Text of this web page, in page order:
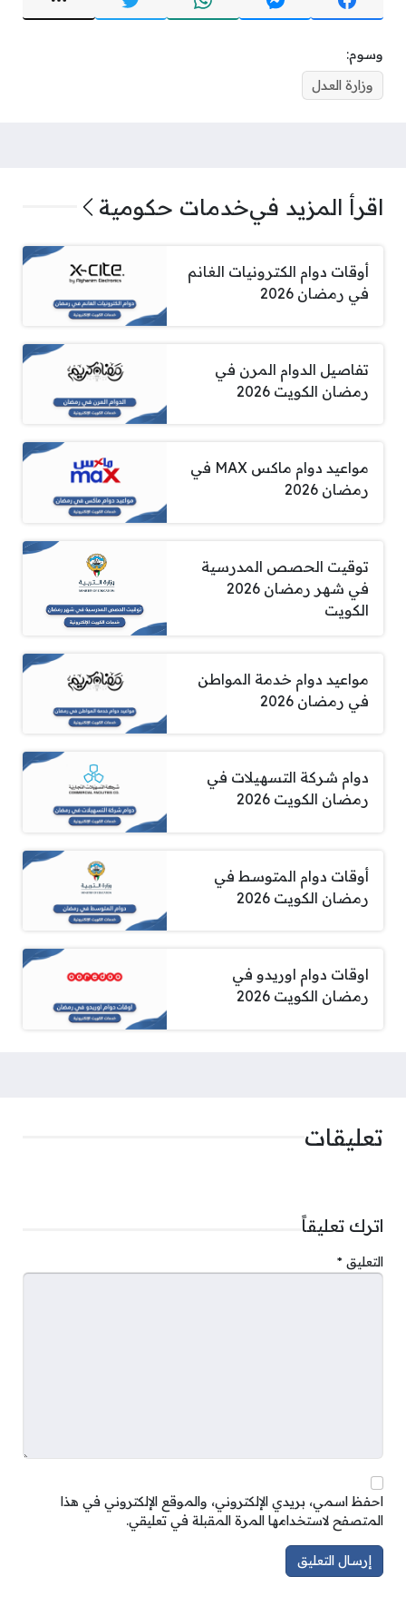
وسوم:
وزارة العدل
اقرأ المزيد فيخدمات حكومية
أوقات دوام الكترونيات الغانم
في رمضان 2026
تفاصيل الدوام المرن في
رمضان الكويت 2026
مواعيد دوام ماكس MAX في
رمضان 2026
توقيت الحصص المدرسية
في شهر رمضان 2026
الكويت
مواعيد دوام خدمة المواطن
في رمضان 2026
دوام شركة التسهيلات في
رمضان الكويت 2026
أوقات دوام المتوسط في
رمضان الكويت 2026
اوقات دوام اوريدو في
رمضان الكويت 2026
تعليقات
اترك تعليقاً
التعليق *
احفظ اسمي، بريدي الإلكتروني، والموقع الإلكتروني في هذا
المتصفح لاستخدامها المرة المقبلة في تعليقي.